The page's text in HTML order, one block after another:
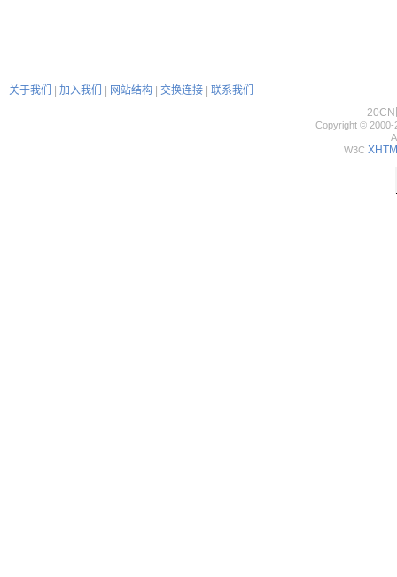
关于我们 加入我们 网站结构 交换连接
联系我们
20CN
Copyright © 2000-
W3C